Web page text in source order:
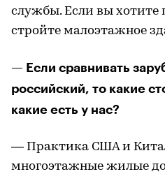
службы. Если вы хотите
стройте малоэтажное
— Если сравнивать
российский, то какие
какие есть у нас?
— Практика США и
многоэтажные жилые